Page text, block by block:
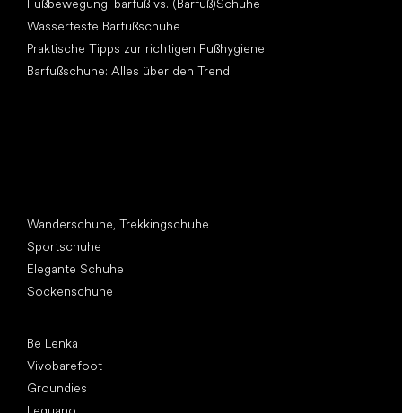
Fußbewegung: barfuß vs. (Barfuß)Schuhe
Wasserfeste Barfußschuhe
Praktische Tipps zur richtigen Fußhygiene
Barfußschuhe: Alles über den Trend
Wanderschuhe, Trekkingschuhe
Sportschuhe
Elegante Schuhe
Sockenschuhe
Be Lenka
Vivobarefoot
Groundies
Leguano